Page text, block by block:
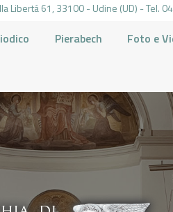
Libertá 61, 33100 - Udine (UD) - Tel.
Pierabech Foto e